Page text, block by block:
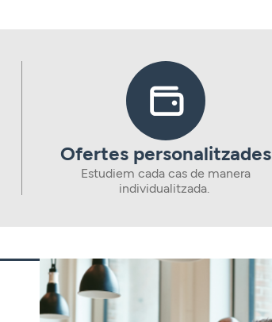
Ofertes personalitzades
Estudiem cada cas de manera
individualitzada.